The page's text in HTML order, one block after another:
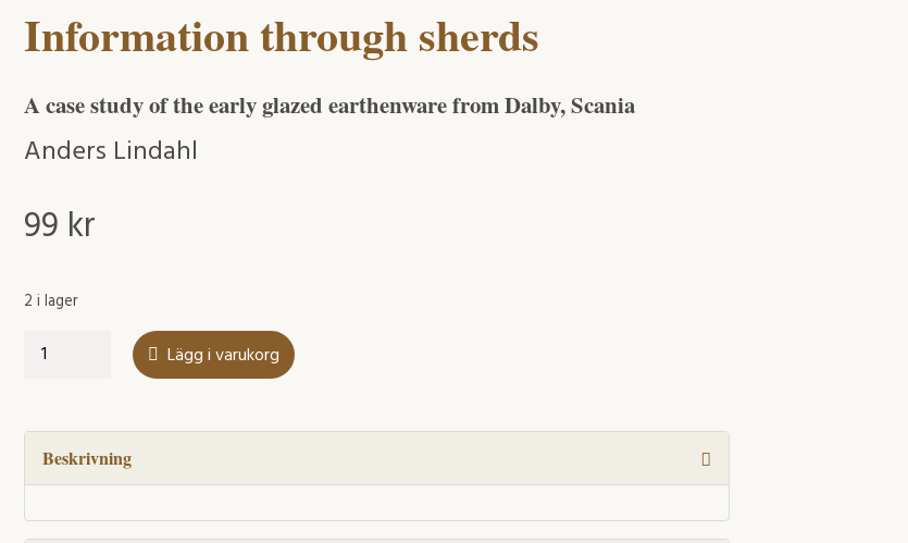
Information through sherds
A case study of the early glazed earthenware from Dalby, Scania
Anders Lindahl
99 kr
2 i lager
Information
mängd
Lägg i varukorg
Beskrivning